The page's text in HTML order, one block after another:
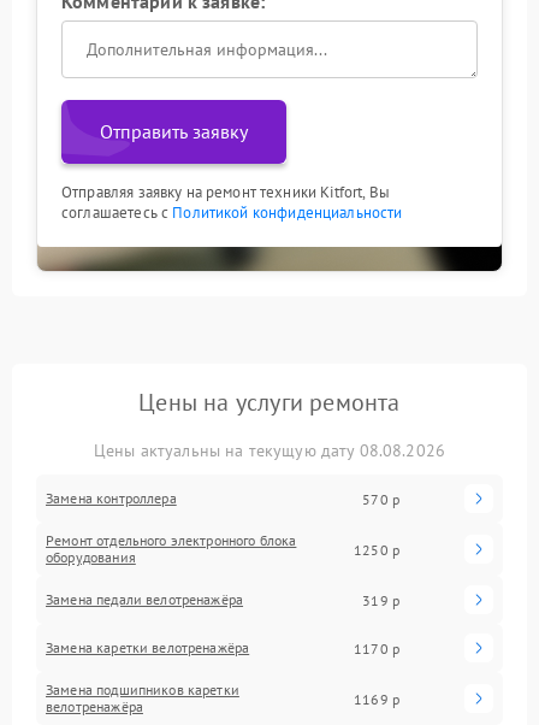
Отправить заявку
Отправляя заявку на ремонт техники Kitfort, Вы
соглашаетесь с Политикой конфиденциальности
Цены на услуги ремонта
Цены актуальны на текущую дату 08.08.2026
Замена контроллера 570 р
Ремонт отдельного электронного блока
оборудования
1250 р
Замена педали велотренажёра 319 р
Замена каретки велотренажёра 1170 р
Замена подшипников каретки
велотренажёра
1169 р